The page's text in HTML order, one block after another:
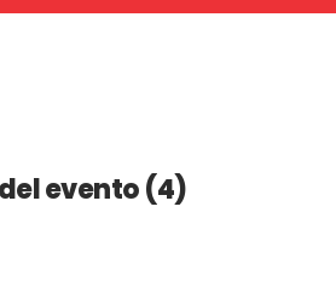
evento (4)